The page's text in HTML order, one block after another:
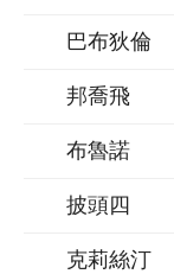
巴布狄倫
邦喬飛
布魯諾
披頭四
克莉絲汀